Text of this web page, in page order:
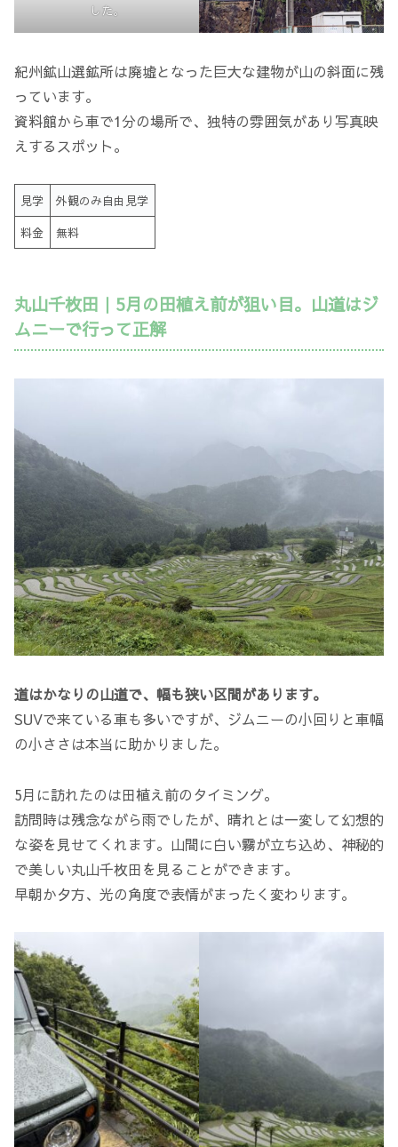
した。
紀州鉱山選鉱所は廃墟となった巨大な建物が山の斜面に残
っています。
資料館から車で1分の場所で、独特の雰囲気があり写真映
えするスポット。
見学 外観のみ自由見学
料金 無料
丸山千枚田｜5月の田植え前が狙い目。山道はジ
ムニーで行って正解
道はかなりの山道で、幅も狭い区間があります。
SUVで来ている車も多いですが、ジムニーの小回りと車幅
の小ささは本当に助かりました。
5月に訪れたのは田植え前のタイミング。
訪問時は残念ながら雨でしたが、晴れとは一変して幻想的
な姿を見せてくれます。山間に白い霧が立ち込め、神秘的
で美しい丸山千枚田を見ることができます。
早朝か夕方、光の角度で表情がまったく変わります。